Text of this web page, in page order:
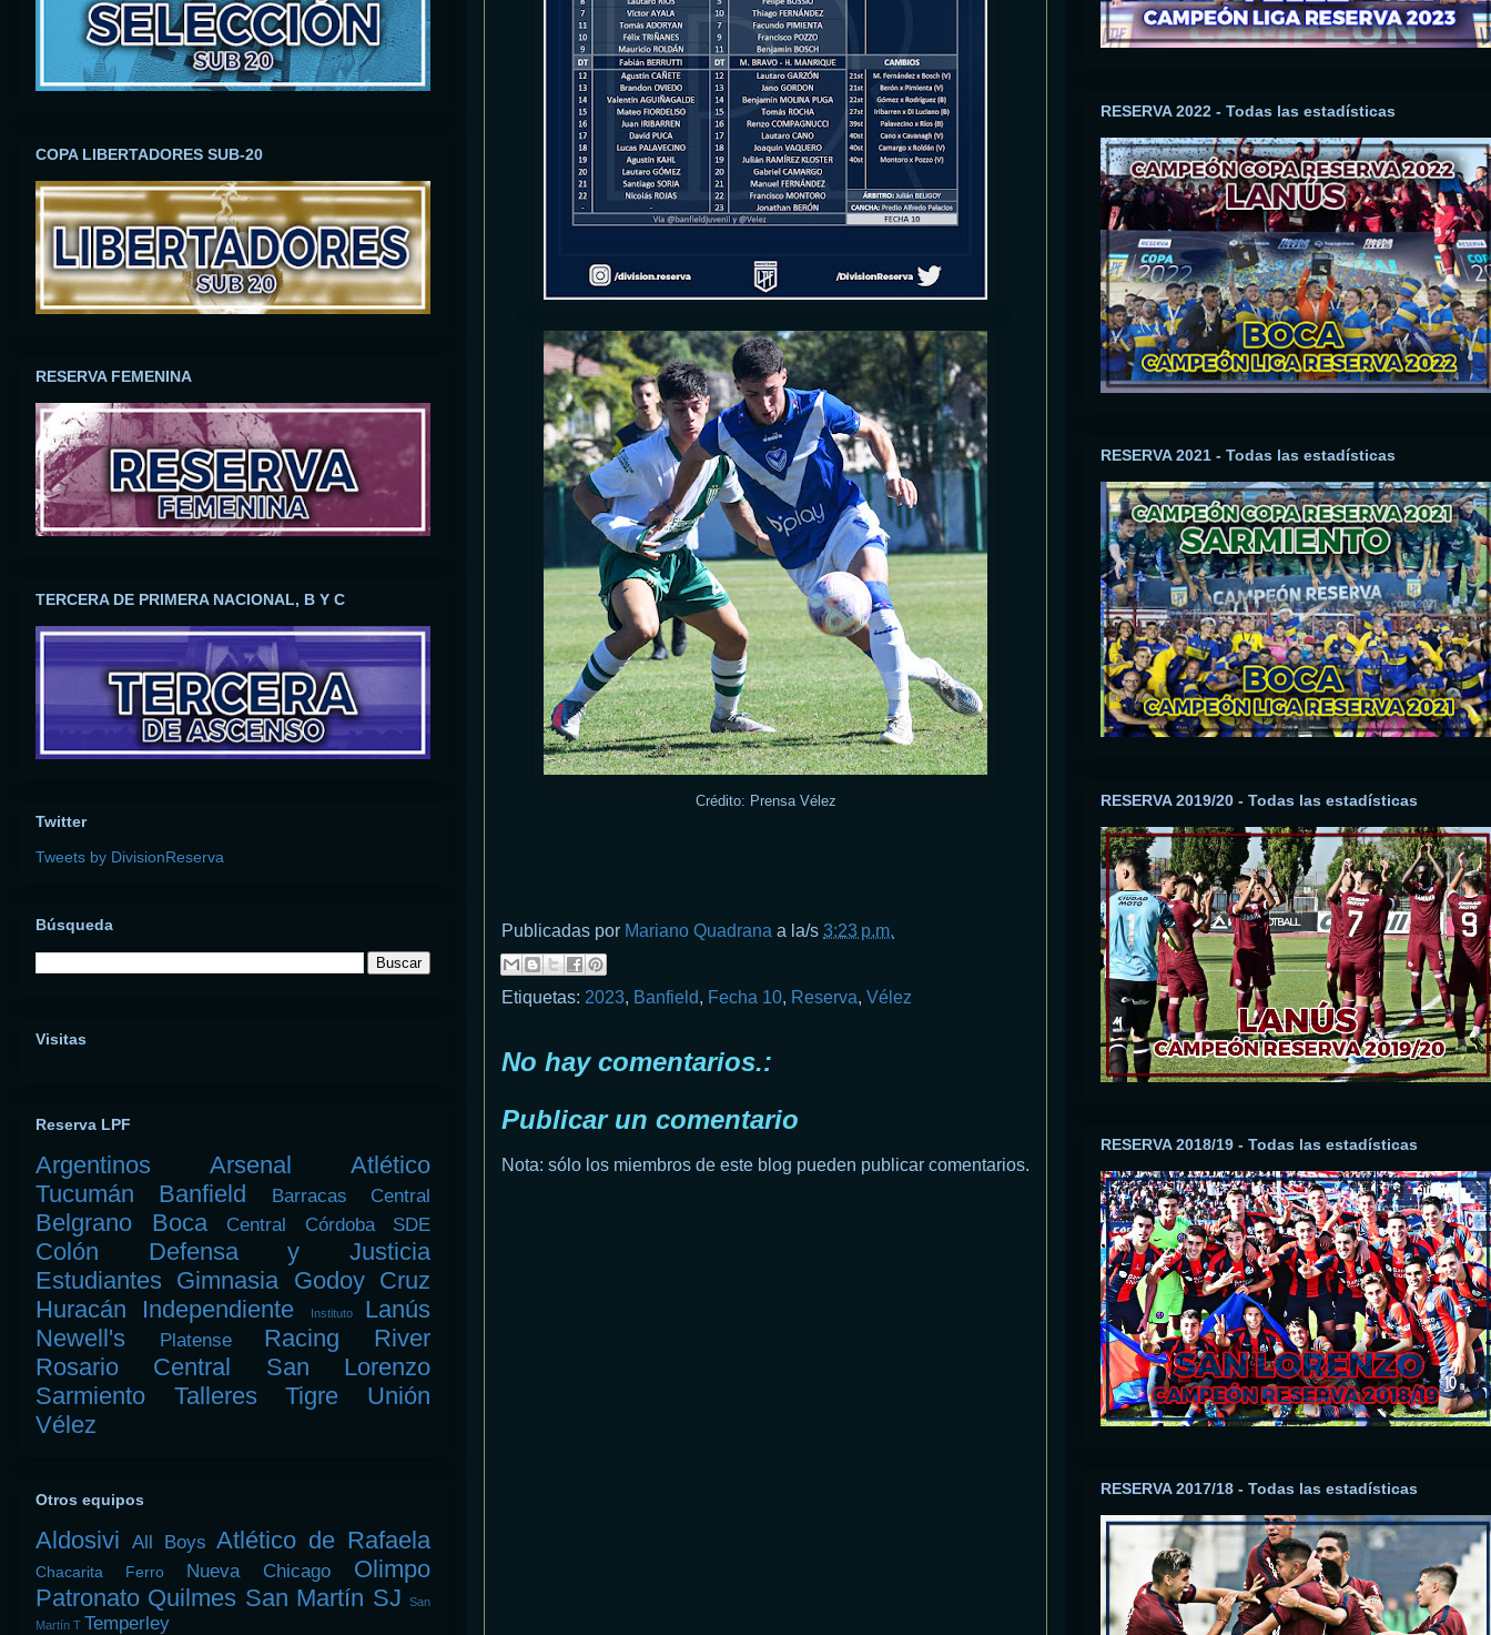
Crédito: Prensa Vélez
Publicadas por Mariano Quadrana a la/s 3:23 p.m.
Etiquetas: 2023, Banfield, Fecha 10, Reserva, Vélez
No hay comentarios.:
Publicar un comentario
Nota: sólo los miembros de este blog pueden publicar comentarios.
COPA LIBERTADORES SUB-20
RESERVA FEMENINA
TERCERA DE PRIMERA NACIONAL, B Y C
Twitter
Tweets by DivisionReserva
Búsqueda
Visitas
Reserva LPF
Argentinos Arsenal
Atlético
Tucumán
Banfield Barracas Central
Belgrano Boca Central Córdoba SDE
Colón
Defensa y Justicia
Estudiantes Gimnasia Godoy Cruz
Huracán
Independiente Instituto
Lanús
Newell's
Platense Racing
River
Rosario Central
San Lorenzo
Sarmiento
Talleres Tigre
Unión
Vélez
Otros equipos
Aldosivi All Boys Atlético de Rafaela
Chacarita Ferro Nueva Chicago
Olimpo
Patronato Quilmes San Martín SJ
San
Martín T Temperley
RESERVA 2022 - Todas las estadísticas
RESERVA 2021 - Todas las estadísticas
RESERVA 2019/20 - Todas las estadísticas
RESERVA 2018/19 - Todas las estadísticas
RESERVA 2017/18 - Todas las estadísticas